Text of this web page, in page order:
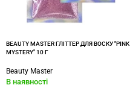
BEAUTY MASTER ГЛІТТЕР ДЛЯ ВОСКУ "PINK
MYSTERY" 10 Г
Beauty Master
В наявності